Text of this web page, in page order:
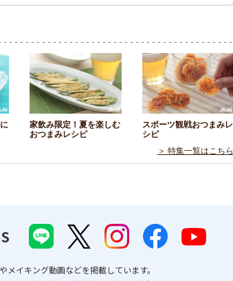
家飲み限定！夏を楽しむ
おつまみレシピ
スポーツ観戦おつまみレ
シピ
＞ 特集一覧はこちら
メイキング動画などを掲載しています。